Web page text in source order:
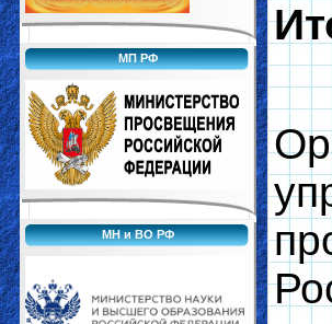
МП РФ
МН и ВО РФ